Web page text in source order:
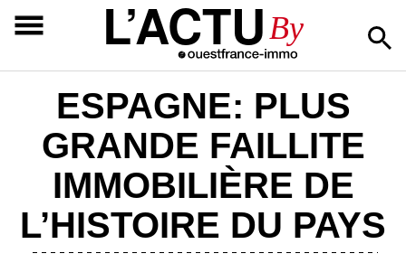
L’ACTUBy
ESPAGNE: PLUS
GRANDE FAILLITE
IMMOBILIÈRE DE
L’HISTOIRE DU PAYS